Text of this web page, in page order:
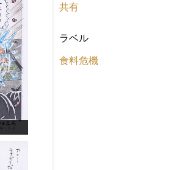
共有
ラベル
食料危機